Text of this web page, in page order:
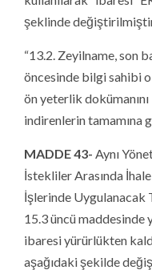
şeklinde
“13.2. Zeyilname, son
öncesinde bilgi sahibi
ön yeterlik
indirenlerin tamamına
MADDE 43- Aynı
İstekliler Arasında
İşlerinde Uygulanacak
15.3 üncü maddesinde
ibaresi yürürlükten
aşağıdaki şekilde